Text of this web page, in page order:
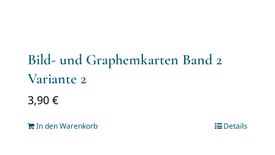
Bild- und Graphemkarten Band 2
Variante 2
3,90 €
In den Warenkorb Details